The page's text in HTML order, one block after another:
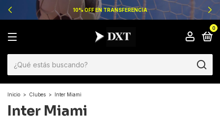
10% OFF EN TRANSFERENCIA
0
Inicio > Clubes > Inter Miami
Inter Miami